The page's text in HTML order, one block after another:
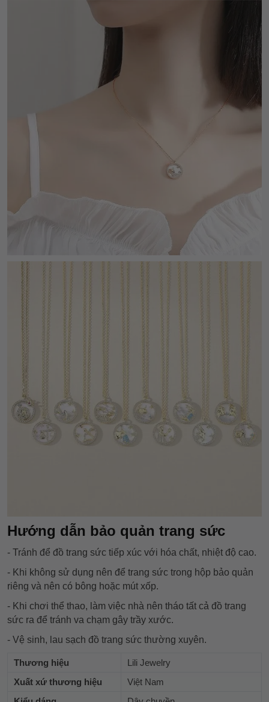
Hướng dẫn bảo quản trang sức
- Tránh để đồ trang sức tiếp xúc với hóa chất, nhiệt độ cao.
- Khi không sử dụng nên để trang sức trong hộp bảo quản
riêng và nên có bông hoặc mút xốp.
- Khi chơi thể thao, làm việc nhà nên tháo tất cả đồ trang
sức ra để tránh va chạm gây trầy xước.
- Vệ sinh, lau sạch đồ trang sức thường xuyên.
Thương hiệu
Lili Jewelry
Xuất xứ thương hiệu
Việt Nam